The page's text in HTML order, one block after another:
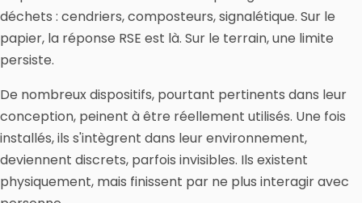
déchets : cendriers, composteurs, signalétique. Sur le
papier, la réponse RSE est là. Sur le terrain, une limite
persiste.
De nombreux dispositifs, pourtant pertinents dans leur
conception, peinent à être réellement utilisés. Une fois
installés, ils s'intègrent dans leur environnement,
deviennent discrets, parfois invisibles. Ils existent
physiquement, mais finissent par ne plus interagir avec